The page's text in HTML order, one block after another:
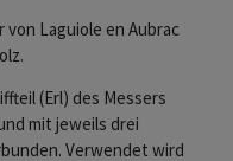
Laguiole en Aubrac
(Erl) des Messers
mit jeweils drei
Verwendet wird